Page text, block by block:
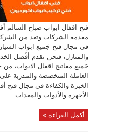
فتح اقفال ابواب صباح السالم
مقدمة الشركات وتعد من
في مجال فتح جَميع ابواب
والمنازل، فنحن نقدم أفْضل
جَميع مفاتيح اقفال الابواب،
العاملة المتخصصة والمدربة
الخبرة والكفاءة في مجال فتح
الأجهزة والأدوات والمعدات ...
أكمل القراءة »